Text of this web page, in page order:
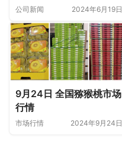
数字化引领批发市场创新
升级
公司新闻 2024年6月19日
9月24日 全国猕猴桃市场
行情
市场行情 2024年9月24日